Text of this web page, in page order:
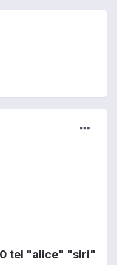
tel "alice" "siri"